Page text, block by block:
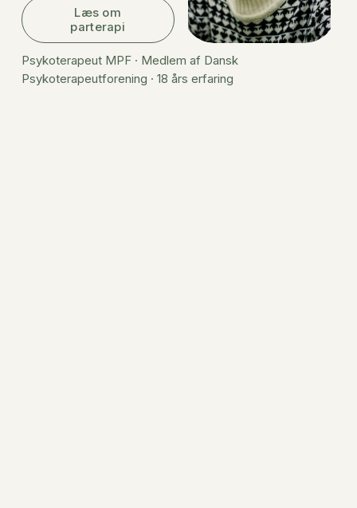
Læs om
parterapi
Psykoterapeut MPF · Medlem af Dansk
Psykoterapeutforening · 18 års erfaring